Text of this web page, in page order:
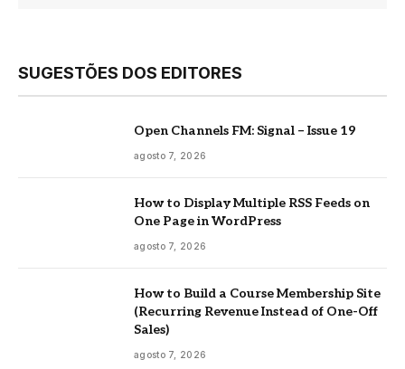
SUGESTÕES DOS EDITORES
Open Channels FM: Signal – Issue 19
agosto 7, 2026
How to Display Multiple RSS Feeds on
One Page in WordPress
agosto 7, 2026
How to Build a Course Membership Site
(Recurring Revenue Instead of One-Off
Sales)
agosto 7, 2026